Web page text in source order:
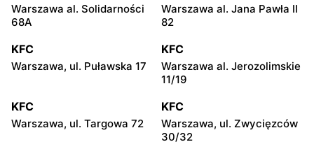
Warszawa al. Solidarności
68A
Warszawa al. Jana Pawła II
82
KFC
Warszawa, ul. Puławska 17
KFC
Warszawa al. Jerozolimskie
11/19
KFC
Warszawa, ul. Targowa 72
KFC
Warszawa, ul. Zwycięzców
30/32